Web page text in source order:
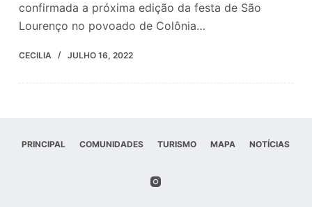
confirmada a próxima edição da festa de São
Lourenço no povoado de Colônia…
CECILIA JULHO 16, 2022
PRINCIPAL COMUNIDADES TURISMO MAPA NOTÍCIAS